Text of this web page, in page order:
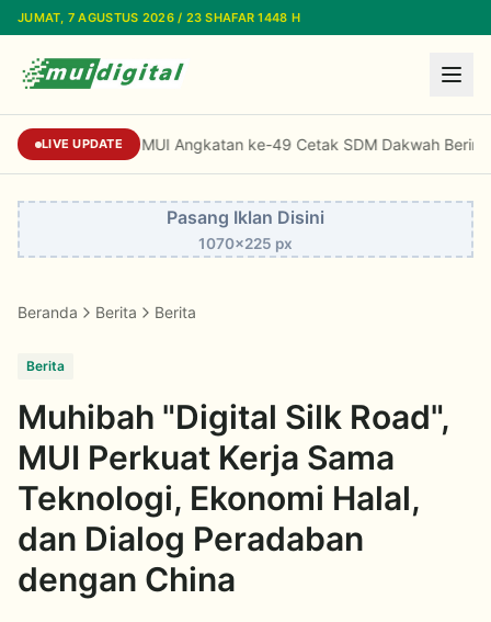
Lewati ke konten utama
JUMAT, 7 AGUSTUS 2026 / 23 SHAFAR 1448 H
LIVE UPDATE Standardisasi Dai MUI Angkatan ke-49 Cetak
Pasang Iklan Disini
1070x225 px
Beranda Berita Berita
Berita
Muhibah "Digital Silk Road",
MUI Perkuat Kerja Sama
Teknologi, Ekonomi Halal,
dan Dialog Peradaban
dengan China